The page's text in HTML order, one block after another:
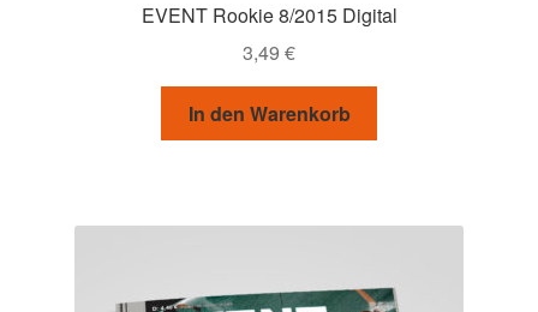
EVENT Rookie 8/2015 Digital
3,49 €
In den Warenkorb